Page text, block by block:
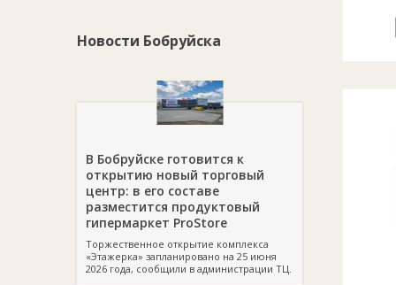
Новости Бобруйска
В Бобруйске готовится к
открытию новый торговый
центр: в его составе
разместится продуктовый
гипермаркет ProStore
Торжественное открытие комплекса
«Этажерка» запланировано на 25 июня
2026 года, сообщили в администрации ТЦ.